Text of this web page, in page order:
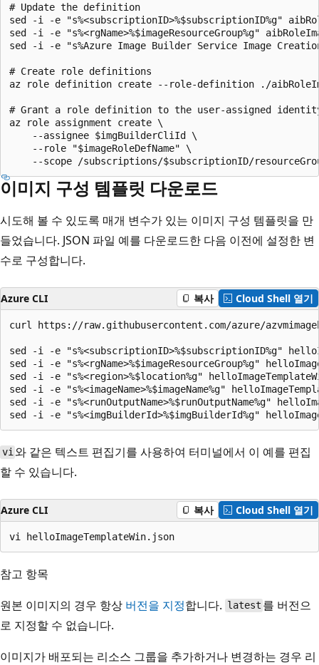
# Update the definition
sed -i -e "s%<subscriptionID>%$subscriptionID%g"
sed -i -e "s%<rgName>%$imageResourceGroup%g"
sed -i -e "s%Azure Image Builder Service Image Creation
# Create role definitions
az role definition create --role-definition ./
# Grant a role definition to the user-assigned
az role assignment create \
    --assignee $imgBuilderCliId \
    --role "$imageRoleDefName" \
이미지 구성 템플릿 다운로드
시도해 볼 수 있도록 매개 변수가 있는 이미지 구성 템플릿을 만
들었습니다. JSON 파일 예를 다운로드한 다음 이전에 설정한 변
수로 구성합니다.
Azure CLI 복사 Cloud Shell 열기
curl https://raw.githubusercontent.com/azure/
sed -i -e "s%<subscriptionID>%$subscriptionID%g"
sed -i -e "s%<rgName>%$imageResourceGroup%g"
sed -i -e "s%<region>%$location%g"
sed -i -e "s%<imageName>%$imageName%g"
sed -i -e "s%<runOutputName>%$runOutputName%g"
vi 와 같은 텍스트 편집기를 사용하여 터미널에서 이 예를 편집
할 수 있습니다.
Azure CLI 복사 Cloud Shell 열기
참고 항목
원본 이미지의 경우 항상 버전을 지정합니다. latest 를 버전으
로 지정할 수 없습니다.
이미지가 배포되는 리소스 그룹을 추가하거나 변경하는 경우 리